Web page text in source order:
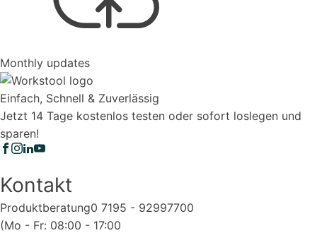
Monthly updates
Einfach, Schnell & Zuverlässig
Jetzt 14 Tage kostenlos testen oder sofort loslegen und
sparen!
Kontakt
Produktberatung0 7195 - 92997700
(Mo - Fr: 08:00 - 17:00